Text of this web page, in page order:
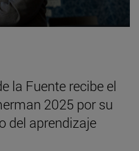
la Fuente recibe el
2025 por su
del aprendizaje